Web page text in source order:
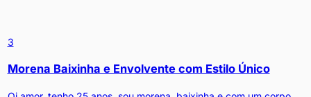
3
Morena Baixinha e Envolvente com Estilo Único